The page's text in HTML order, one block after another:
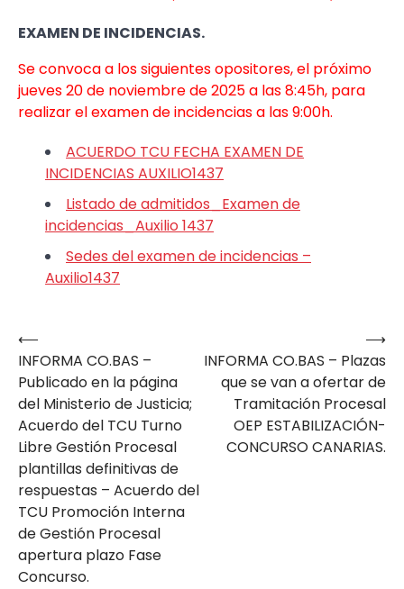
EXAMEN DE INCIDENCIAS.
Se convoca a los siguientes opositores, el próximo
jueves 20 de noviembre de 2025 a las 8:45h, para
realizar el examen de incidencias a las 9:00h.
ACUERDO TCU FECHA EXAMEN DE
INCIDENCIAS AUXILIO1437
Listado de admitidos_Examen de
incidencias_Auxilio 1437
Sedes del examen de incidencias –
Auxilio1437
Navegación
de
entradas
⟵
INFORMA CO.BAS –
Publicado en la página
del Ministerio de Justicia;
Acuerdo del TCU Turno
Libre Gestión Procesal
plantillas definitivas de
respuestas – Acuerdo del
TCU Promoción Interna
de Gestión Procesal
apertura plazo Fase
Concurso.
INFORMA CO.BAS – Plazas
que se van a ofertar de
Tramitación Procesal
OEP ESTABILIZACIÓN-
CONCURSO CANARIAS.
⟶